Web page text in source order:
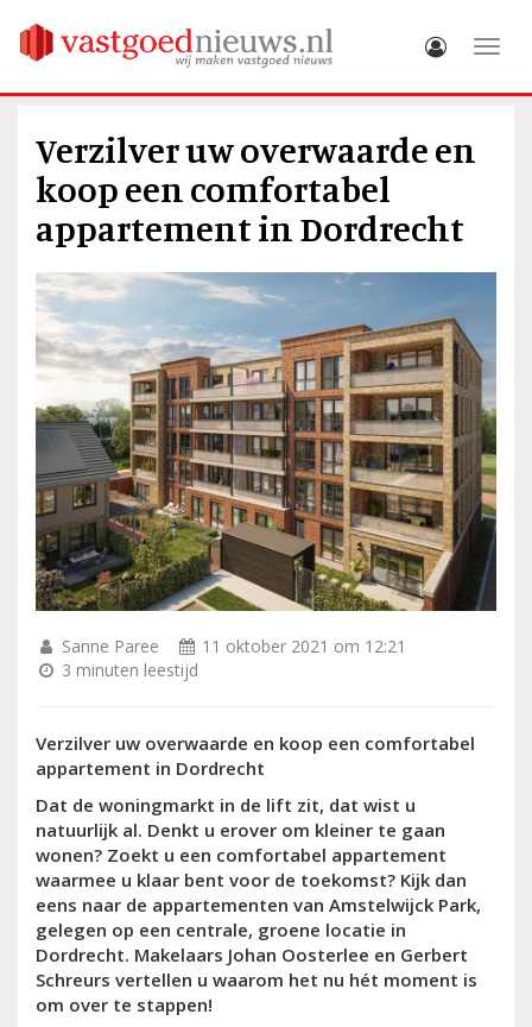
Verzilver uw overwaarde en
koop een comfortabel
appartement in Dordrecht
Sanne Paree
11 oktober 2021 om 12:21
3 minuten leestijd
Verzilver uw overwaarde en koop een comfortabel
appartement in Dordrecht
Dat de woningmarkt in de lift zit, dat wist u
natuurlijk al. Denkt u erover om kleiner te gaan
wonen? Zoekt u een comfortabel appartement
waarmee u klaar bent voor de toekomst? Kijk dan
eens naar de appartementen van Amstelwijck Park,
gelegen op een centrale, groene locatie in
Dordrecht. Makelaars Johan Oosterlee en Gerbert
Schreurs vertellen u waarom het nu hét moment is
om over te stappen!